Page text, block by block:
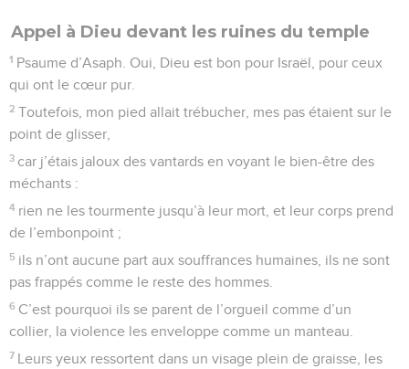
Appel à Dieu devant les ruines du temple
1 Psaume d’Asaph. Oui, Dieu est bon pour Israël, pour ceux
qui ont le cœur pur.
2 Toutefois, mon pied allait trébucher, mes pas étaient sur le
point de glisser,
3 car j’étais jaloux des vantards en voyant le bien-être des
méchants :
4 rien ne les tourmente jusqu’à leur mort, et leur corps prend
de l’embonpoint ;
5 ils n’ont aucune part aux souffrances humaines, ils ne sont
pas frappés comme le reste des hommes.
6 C’est pourquoi ils se parent de l’orgueil comme d’un
collier, la violence les enveloppe comme un manteau.
7 Leurs yeux ressortent dans un visage plein de graisse, les